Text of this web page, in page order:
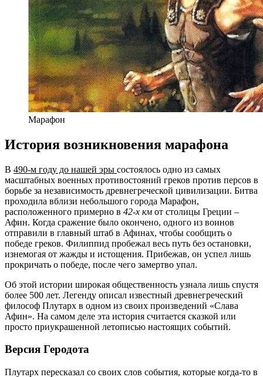
Марафон
История возникновения марафона
В 490-м году до нашей эры состоялось одно из самых
масштабных военных противостояний греков против персов в
борьбе за независимость древнегреческой цивилизации. Битва
проходила вблизи небольшого города Марафон,
расположенного примерно в 42-х км от столицы Греции –
Афин. Когда сражение было окончено, одного из воинов
отправили в главный штаб в Афинах, чтобы сообщить о
победе греков. Филиппид пробежал весь путь без остановки,
изнемогая от жажды и истощения. Прибежав, он успел лишь
прокричать о победе, после чего замертво упал.
Об этой истории широкая общественность узнала лишь спустя
более 500 лет. Легенду описал известный древнегреческий
философ Плутарх в одном из своих произведений «Слава
Афин». На самом деле эта история считается сказкой или
просто приукрашенной летописью настоящих событий.
Версия Геродота
Плутарх пересказал со своих слов события, которые когда-то в